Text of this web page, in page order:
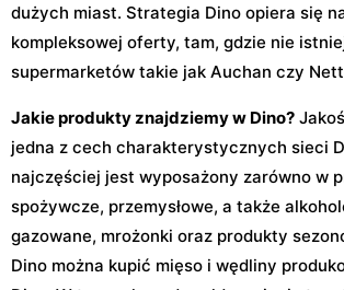
dużych miast. Strategia Dino opiera się
kompleksowej oferty, tam, gdzie nie
supermarketów takie jak Auchan czy
Jakie produkty znajdziemy w Dino?
jedna z cech charakterystycznych sieci
najczęściej jest wyposażony zarówno w
spożywcze, przemysłowe, a także
gazowane, mrożonki oraz produkty
Dino można kupić mięso i wędliny